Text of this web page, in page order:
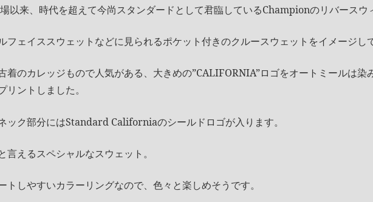
以来、時代を超えて今尚スタンダードとして君臨しているChampionのリバースウ
フェイススウェットなどに見られるポケット付きのクルースウェットをイメージし
着のカレッジもので人気がある、大きめの”CALIFORNIA”ロゴをオートミールは染
リントしました。
ック部分にはStandard Californiaのシールドロゴが入ります。
言えるスペシャルなスウェット。
トしやすいカラーリングなので、色々と楽しめそうです。